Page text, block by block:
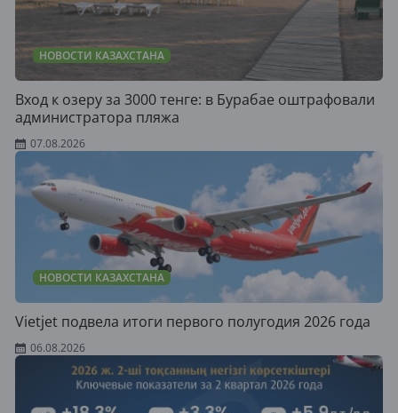
НОВОСТИ КАЗАХСТАНА
Вход к озеру за 3000 тенге: в Бурабае оштрафовали
администратора пляжа
07.08.2026
НОВОСТИ КАЗАХСТАНА
Vietjet подвела итоги первого полугодия 2026 года
06.08.2026